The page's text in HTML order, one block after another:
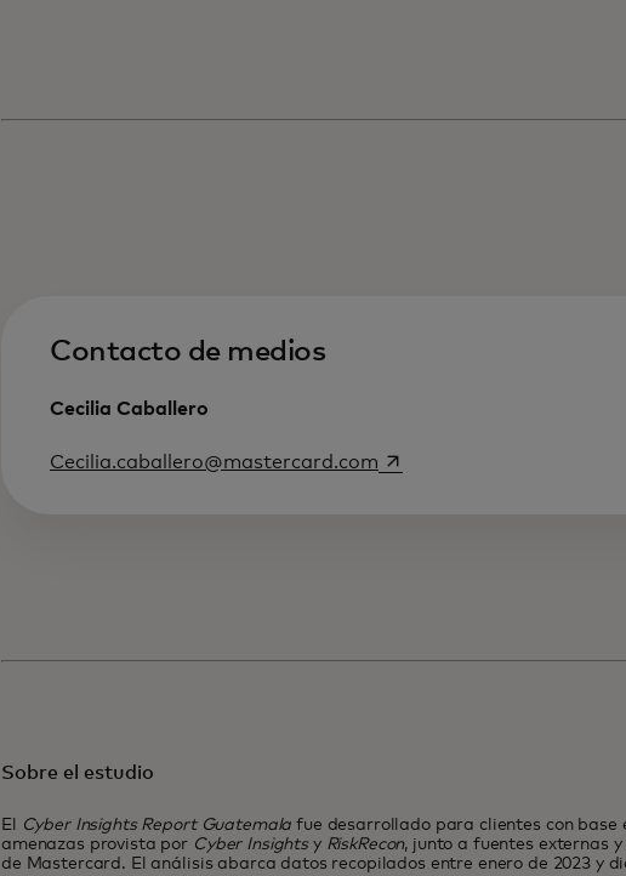
Contacto de medios
Cecilia Caballero
Cecilia.caballero@mastercard.com se abre en una pestaña
Sobre el estudio
El Cyber Insights Report Guatemala fue desarrollado para clientes con base
amenazas provista por Cyber Insightsy RiskRecon, junto a fuentes externas
de Mastercard. El análisis abarca datos recopilados entre enero de 2023 y